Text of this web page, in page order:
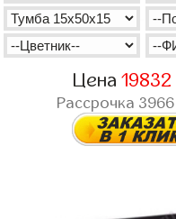
Цена 19832
Рассрочка 3966